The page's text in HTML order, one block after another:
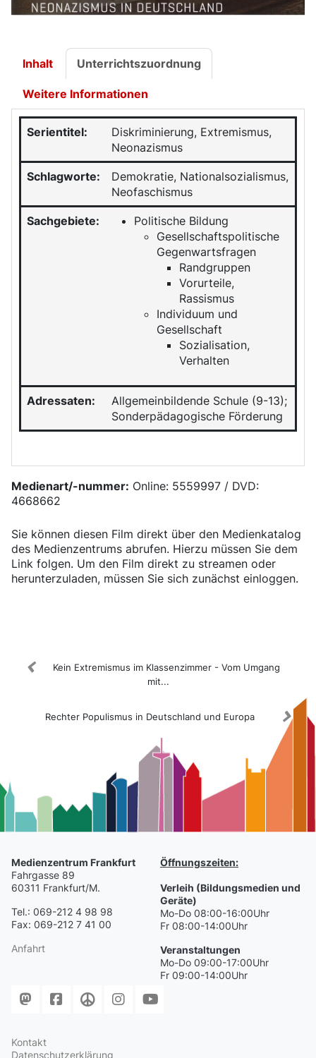
Inhalt Unterrichtszuordnung
Weitere Informationen
Serientitel: Diskriminierung, Extremismus,
Neonazismus
Schlagworte:
Demokratie, Nationalsozialismus,
Neofaschismus
Sachgebiete:
Politische Bildung
Gesellschaftspolitische
Gegenwartsfragen
Randgruppen
Vorurteile,
Rassismus
Individuum und
Gesellschaft
Sozialisation,
Verhalten
Adressaten:
Allgemeinbildende Schule (9-13);
Sonderpädagogische Förderung
Medienart/-nummer: Online: 5559997 / DVD:
4668662
Sie können diesen Film direkt über den Medienkatalog
des Medienzentrums abrufen. Hierzu müssen Sie dem
Link folgen. Um den Film direkt zu streamen oder
herunterzuladen, müssen Sie sich zunächst einloggen.
Kein Extremismus im Klassenzimmer - Vom Umgang
mit...
Rechter Populismus in Deutschland und Europa
Medienzentrum Frankfurt
Fahrgasse 89
60311 Frankfurt/M.
Tel.: 069-212 4 98 98
Fax: 069-212 7 41 00
Anfahrt
Öffnungszeiten:
Verleih (Bildungsmedien und
Geräte)
Mo-Do 08:00-16:00Uhr
Fr 08:00-14:00Uhr
Veranstaltungen
Mo-Do 09:00-17:00Uhr
Fr 09:00-14:00Uhr
Kontakt
Datenschutzerklärung